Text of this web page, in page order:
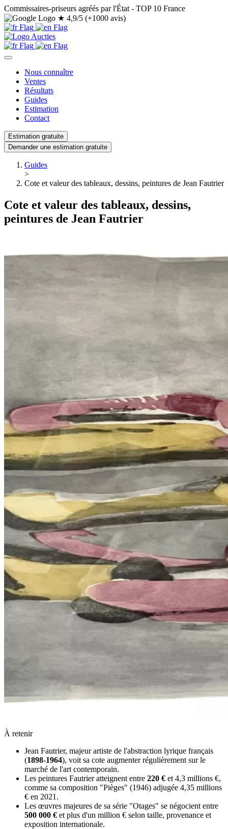
Commissaires-priseurs agréés par l'État - TOP 10 France
★ 4,9/5 (+1000 avis)
Nous connaître
Ventes
Résultats
Guides
Estimation
Contact
Estimation gratuite
Demander une estimation gratuite
Guides
>
Cote et valeur des tableaux, dessins, peintures de Jean Fautrier
Cote et valeur des tableaux, dessins,
peintures de Jean Fautrier
À retenir
Jean Fautrier, majeur artiste de l'abstraction lyrique français
(1898-1964), voit sa cote augmenter régulièrement sur le
marché de l'art contemporain.
Les peintures Fautrier atteignent entre 220 € et 4,3 millions €,
comme sa composition "Pièges" (1946) adjugée 4,35 millions
€ en 2021.
Les œuvres majeures de sa série "Otages" se négocient entre
500 000 € et plus d'un million € selon taille, provenance et
exposition internationale.